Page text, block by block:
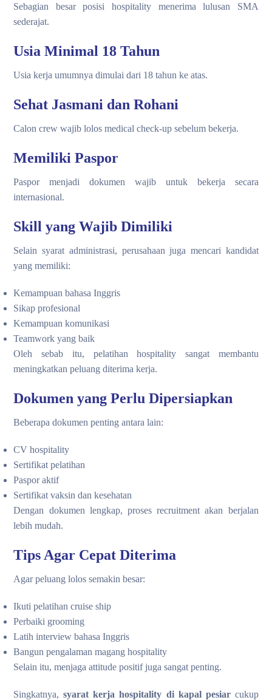
Sebagian besar posisi hospitality menerima lulusan SMA
sederajat.
Usia Minimal 18 Tahun
Usia kerja umumnya dimulai dari 18 tahun ke atas.
Sehat Jasmani dan Rohani
Calon crew wajib lolos medical check-up sebelum bekerja.
Memiliki Paspor
Paspor menjadi dokumen wajib untuk bekerja secara
internasional.
Skill yang Wajib Dimiliki
Selain syarat administrasi, perusahaan juga mencari kandidat
yang memiliki:
Kemampuan bahasa Inggris
Sikap profesional
Kemampuan komunikasi
Teamwork yang baik
Oleh sebab itu, pelatihan hospitality sangat membantu
meningkatkan peluang diterima kerja.
Dokumen yang Perlu Dipersiapkan
Beberapa dokumen penting antara lain:
CV hospitality
Sertifikat pelatihan
Paspor aktif
Sertifikat vaksin dan kesehatan
Dengan dokumen lengkap, proses recruitment akan berjalan
lebih mudah.
Tips Agar Cepat Diterima
Agar peluang lolos semakin besar:
Ikuti pelatihan cruise ship
Perbaiki grooming
Latih interview bahasa Inggris
Bangun pengalaman magang hospitality
Selain itu, menjaga attitude positif juga sangat penting.
Singkatnya,syarat kerja hospitality di kapal pesiarcukup